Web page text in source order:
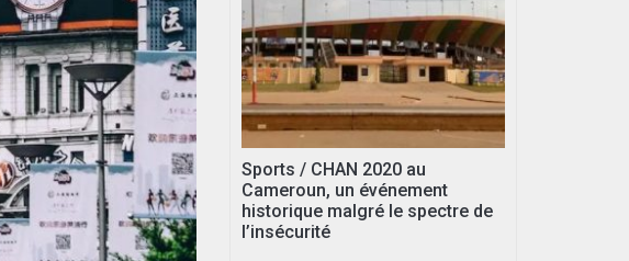
Sports / CHAN 2020 au
Cameroun, un événement
historique malgré le spectre de
l’insécurité